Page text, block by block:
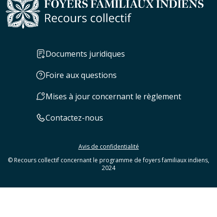
Documents juridiques
Foire aux questions
Mises à jour concernant le règlement
Contactez-nous
Avis de confidentialité
© Recours collectif concernant le programme de foyers familiaux indiens,
2024